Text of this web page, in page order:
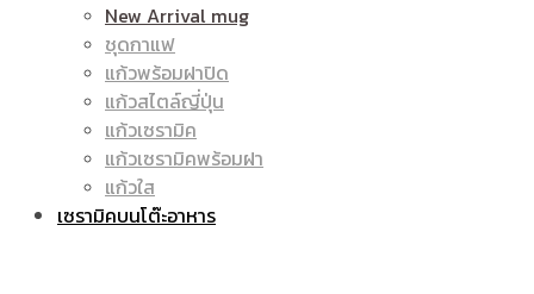
|
ราคา
New Arrival mug
ชุดกาแฟ
แก้วพร้อมฝาปิด
แก้วสไตล์ญี่ปุ่น
แก้วเซรามิค
แก้วเซรามิคพร้อมฝา
แก้วใส
เซรามิคบนโต๊ะอาหาร